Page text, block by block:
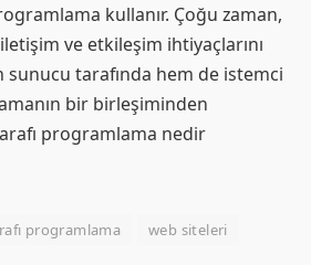
kullanır. Çoğu zaman,
ve etkileşim ihtiyaçlarını
sunucu tarafında hem de istemci
bir birleşiminden
programlama nedir
programlama web siteleri